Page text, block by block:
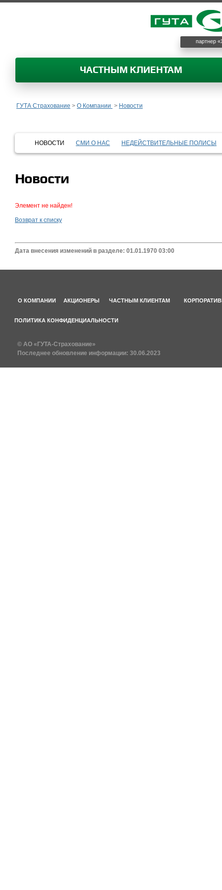
партнер
ЧАСТНЫМ КЛИЕНТАМ
ГУТА Страхование > О Компании > Новости
НОВОСТИ СМИ О НАС НЕДЕЙСТВИТЕЛЬНЫЕ ПОЛИСЫ
Новости
Элемент не найден!
Возврат к списку
Дата внесения изменений в разделе: 01.01.1970 03:00
О КОМПАНИИ АКЦИОНЕРЫ ЧАСТНЫМ КЛИЕНТАМ
ПОЛИТИКА КОНФИДЕНЦИАЛЬНОСТИ
© АО «ГУТА-Страхование»
Последнее обновление информации: 30.06.2023